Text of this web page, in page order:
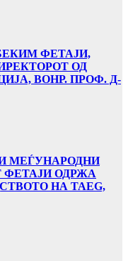
ФЕТАЈИ,
ОД
ВОНР. ПРОФ. Д-
МЕЃУНАРОДНИ
ФЕТАЈИ ОДРЖА
НА TAEG,